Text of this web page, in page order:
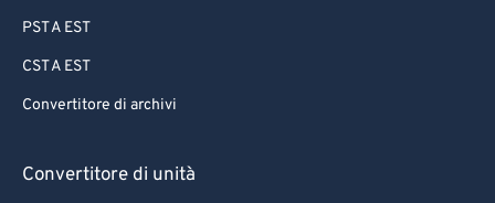
PST A EST
CST A EST
Convertitore di archivi
Convertitore di unità